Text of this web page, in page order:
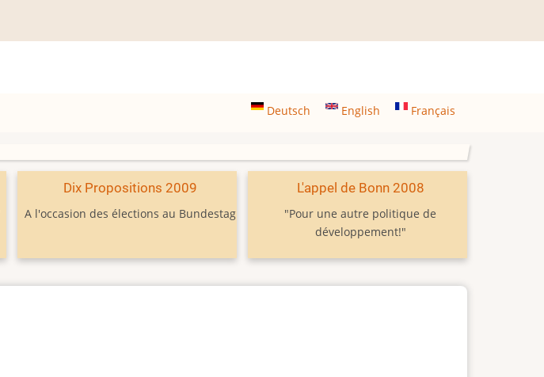
Deutsch English Français
Dix Propositions 2009
A l'occasion des élections au Bundestag
L'appel de Bonn 2008
"Pour une autre politique de
développement!"